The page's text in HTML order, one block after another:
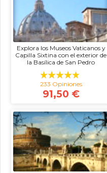
Explora los Museos Vaticanos y
Capilla Sixtina con el exterior de
la Basílica de San Pedro
233 Opiniones
91,50 €